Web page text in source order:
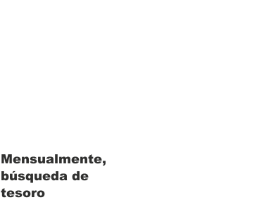
Mensualmente,
búsqueda de
tesoro